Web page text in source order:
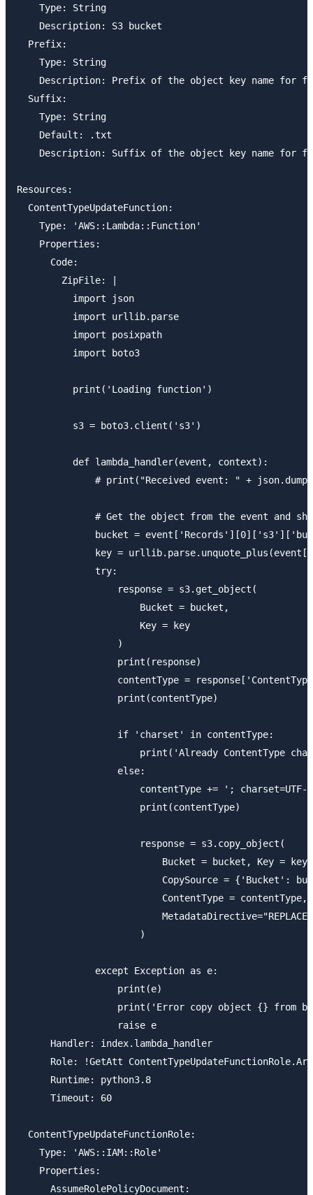
    Type: String
    Description: S3 bucket
  Prefix:
    Type: String
Description: Prefix of the object key name for
  Suffix:
    Type: String
    Default: .txt
Description: Suffix of the object key name for
Resources:
  ContentTypeUpdateFunction:
    Type: 'AWS::Lambda::Function'
    Properties:
      Code:
        ZipFile: |
          import json
          import urllib.parse
          import posixpath
          import boto3
          print('Loading function')
          s3 = boto3.client('s3')
          def lambda_handler(event, context):
# print("Received event: " +
# Get the object from the event and
bucket =
key =
              try:
                  response = s3.get_object(
                      Bucket = bucket,
                      Key = key
                  )
                  print(response)
contentType =
                  print(contentType)
                  if 'charset' in contentType:
print('Already ContentType
                  else:
contentType += '; charset=UTF-
                      print(contentType)
                      response = s3.copy_object(
                          Bucket = bucket, Key = key,
CopySource = {'Bucket':
                          ContentType = contentType,
                          MetadataDirective="REPLACE"
                      )
              except Exception as e:
                  print(e)
print('Error copy object {} from
                  raise e
      Handler: index.lambda_handler
      Role: !GetAtt ContentTypeUpdateFunctionRole.Arn
      Runtime: python3.8
      Timeout: 60
  ContentTypeUpdateFunctionRole:
    Type: 'AWS::IAM::Role'
    Properties:
      AssumeRolePolicyDocument: